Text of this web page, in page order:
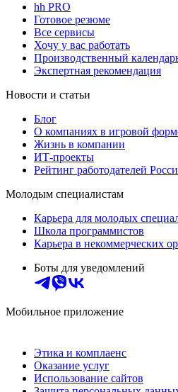
hh PRO
Готовое резюме
Все сервисы
Хочу у вас работать
Производственный
Экспертная рекомендация
Новости и статьи
Блог
О компаниях в игровой
Жизнь в компании
ИТ-проекты
Рейтинг работодателей
Молодым специалистам
Карьера для молодых
Школа программистов
Карьера в некоммерческих
Боты для уведомлений
Мобильное приложение
Этика и комплаенс
Оказание услуг
Использование сайтов